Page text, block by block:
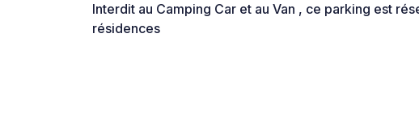
Interdit au Camping Car et au Van , ce parking est
résidences